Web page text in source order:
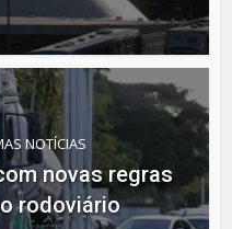
NOTÍCIAS
novas regras
rodoviário